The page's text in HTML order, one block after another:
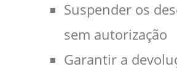
Suspender os
sem autorização
Garantir a